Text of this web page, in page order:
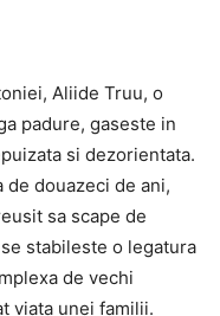
Aliide Truu, o
padure, gaseste in
si dezorientata.
de douazeci de ani,
sa scape de
stabileste o legatura
de vechi
viata unei familii.